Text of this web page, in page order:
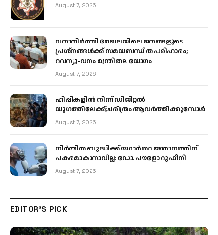
August 7, 2026
വനാതിർത്തി മേഖലയിലെ ജനങ്ങളുടെ
പ്രശ്നങ്ങൾക്ക് സമയബന്ധിത പരിഹാരം;
റവന്യൂ-വനം മന്ത്രിതല യോഗം
August 7, 2026
ഹിപ്പികളില്‍ നിന്ന് ഡിജിറ്റല്‍
യുഗത്തിലേക്ക്;ചരിത്രം ആവര്‍ത്തിക്കുമ്പോള്‍
August 7, 2026
നിർമ്മിത ബുദ്ധിക്ക് യഥാർത്ഥ ജ്ഞാനത്തിന്
പകരമാകാനാവില്ല: ഡോ. പൗളോ റുഫീനി
August 7, 2026
EDITOR'S PICK